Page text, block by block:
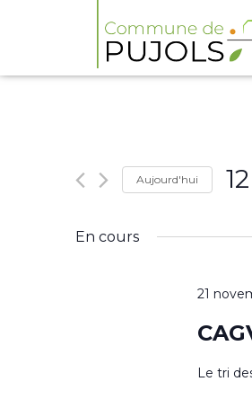
Aujourd'hui
En cours
21
Le tri